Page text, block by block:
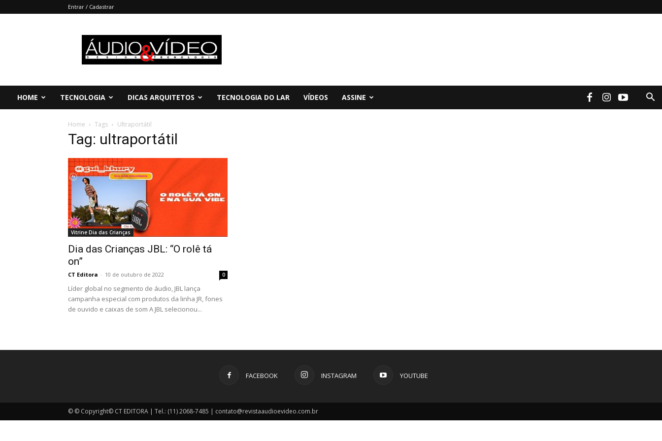
Entrar / Cadastrar
&
Vídeo
HOME TECNOLOGIA DICAS ARQUITETOS TECNOLOGIA DO LAR VÍDEOS ASSINE
Home Tags Ultraportátil
Tag: ultraportátil
Vitrine Dia das Crianças
Dia das Crianças JBL: “O rolê tá
on”
CT Editora - 10 de outubro de 2022 0
Líder global no segmento de áudio, JBL lança
campanha especial com produtos da linha JR, fones
de ouvido e caixas de som A JBL selecionou...
FACEBOOK INSTAGRAM YOUTUBE
© © Copyright© CT EDITORA | Tel.: (11) 2068-7485 | contato@revistaaudioevideo.com.br